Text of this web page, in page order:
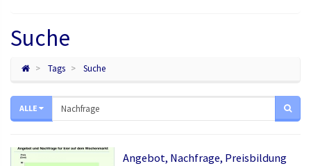
Suche
Tags Suche
ALLE
Angebot, Nachfrage, Preisbildung